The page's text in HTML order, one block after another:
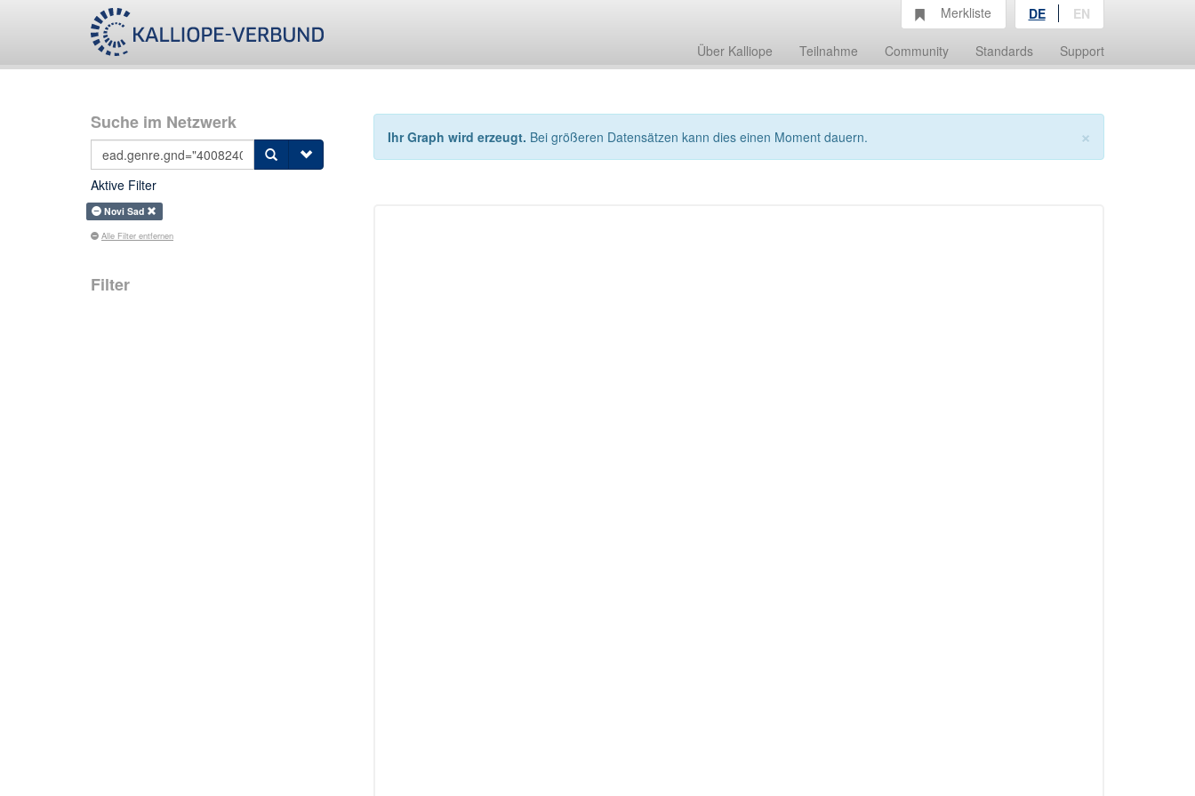
Über Kalliope Teilnahme Community Standards Support
Merkliste DE EN
Suche im Netzwerk
Aktive Filter
Novi Sad
Alle Filter entfernen
Filter
×
Ihr Graph wird erzeugt. Bei größeren Datensätzen kann dies einen Moment dauern.